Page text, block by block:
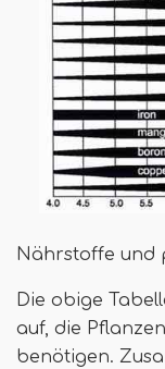
Nährstoffe und
Die obige
auf, die
benötigen.